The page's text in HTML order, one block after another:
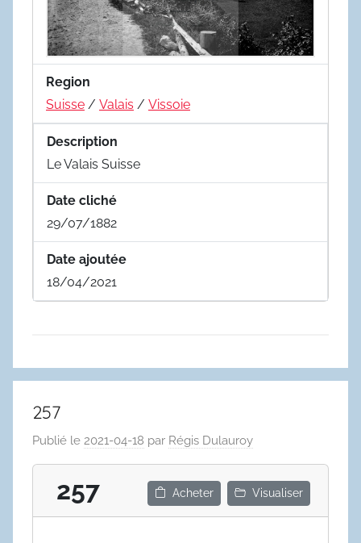
Region
Suisse / Valais / Vissoie
Description
Le Valais Suisse
Date cliché
29/07/1882
Date ajoutée
18/04/2021
257
Publié le 2021-04-18 par Régis Dulauroy
257 Acheter Visualiser